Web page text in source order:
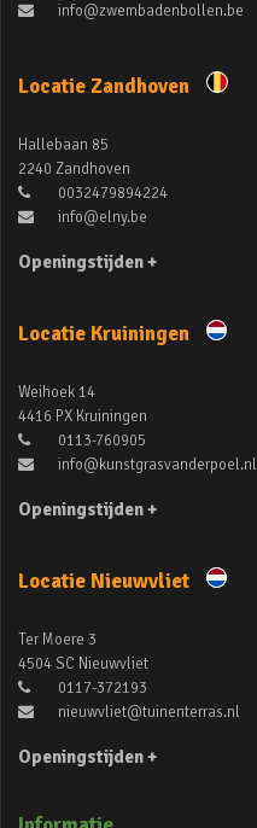
info@zwembadenbollen.be
Locatie Zandhoven
Hallebaan 85
2240 Zandhoven
0032479894224
info@elny.be
Openingstijden +
Locatie Kruiningen
Weihoek 14
4416 PX Kruiningen
0113-760905
info@kunstgrasvanderpoel.nl
Openingstijden +
Locatie Nieuwvliet
Ter Moere 3
4504 SC Nieuwvliet
0117-372193
nieuwvliet@tuinenterras.nl
Openingstijden +